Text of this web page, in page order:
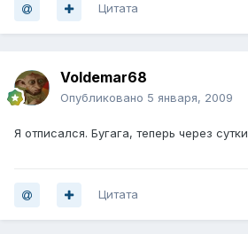
Цитата
Voldemar68
Опубликовано 5 января, 2009
Я отписался. Бугага, теперь через сутки
Цитата